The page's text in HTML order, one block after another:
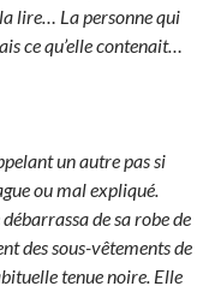
lire… La personne qui
ce qu’elle contenait…
un autre pas si
ou mal expliqué.
de sa robe de
des sous-vêtements de
tenue noire. Elle